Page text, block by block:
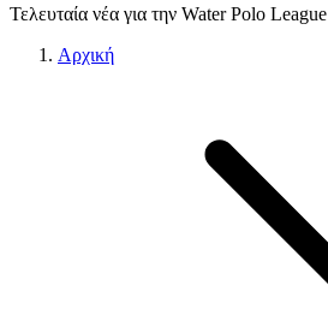
Τελευταία νέα για την Water Polo League
Αρχική